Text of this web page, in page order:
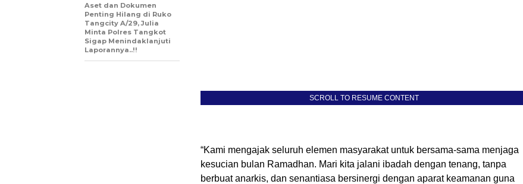
SCROLL TO RESUME CONTENT
“Kami mengajak seluruh elemen masyarakat untuk bersama-sama menjaga
kesucian bulan Ramadhan. Mari kita jalani ibadah dengan tenang, tanpa
berbuat anarkis, dan senantiasa bersinergi dengan aparat keamanan guna
Aset dan Dokumen
Penting Hilang di Ruko
Tangcity A/29, Julia
Minta Polres Tangkot
Sigap Menindaklanjuti
Laporannya..!!